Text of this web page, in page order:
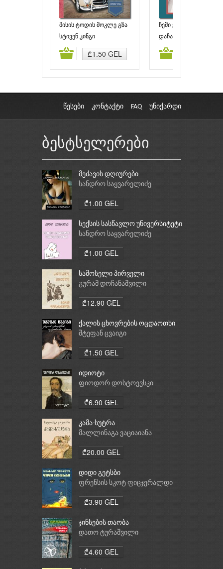
მისის ტოდის მოკლე გზა
სტივენ კინგი
₾1.50 GEL
ჩემი ქმარი
დაჩა მარაინი
კალათაში დამატება კალათაში
წესები კონტაქტი FAQ უნიქარდი
ბესტსელერები
მეძავის დღიურები
სანდრო საყვარელიძე
₾1.00 GEL
სექსის სასწავლო უნივერსიტეტი
სანდრო საყვარელიძე
₾1.00 GEL
სამოსელი პირველი
გურამ დოჩანაშვილი
₾12.90 GEL
ქალის ცხოვრების ოცდაოთხი
საათი
შტეფან ცვაიგი
₾1.50 GEL
იდიოტი
ფიოდორ დოსტოევსკი
₾6.90 GEL
კამა-სუტრა
მალლინაგა ვაციაიანა
₾20.00 GEL
დიდი გეტსბი
ფრენსის სკოტ ფიცჯერალდი
₾3.90 GEL
ჯინსების თაობა
დათო ტურაშვილი
₾4.60 GEL